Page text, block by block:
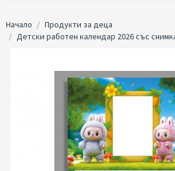
Начало
Продукти за деца
Детски работен календар 2026 със